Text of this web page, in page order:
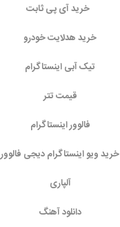
خرید آی پی ثابت
خرید هدلایت خودرو
تیک آبی اینستاگرام
قیمت تتر
فالوور اینستاگرام
خرید ویو اینستاگرام دیجی فالوور
آلپاری
دانلود آهنگ